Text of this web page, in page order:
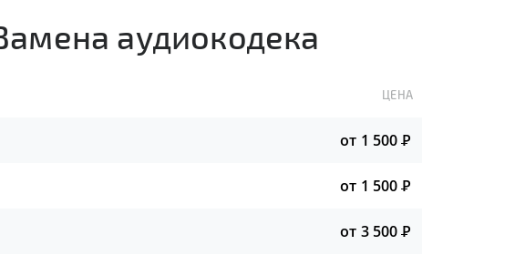
аудиокодека
ЦЕНА
от 1 500Р
от 1 500Р
от 3 500Р